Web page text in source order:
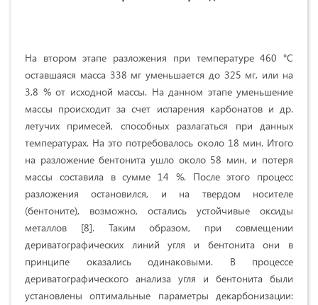
На втором этапе разложения при температуре 460 °С
оставшаяся масса 338 мг уменьшается до 325 мг, или на
3,8 % от исходной массы. На данном этапе уменьшение
массы происходит за счет испарения карбонатов и др.
летучих примесей, способных разлагаться при данных
температурах. На это потребовалось около 18 мин. Итого
на разложение бентонита ушло около 58 мин, и потеря
массы составила в сумме 14 %. После этого процесс
разложения остановился, и на твердом носителе
(бентоните), возможно, остались устойчивые оксиды
металлов [8]. Таким образом, при совмещении
дериватографических линий угля и бентонита они в
принципе оказались одинаковыми. В процессе
дериватографического анализа угля и бентонита были
установлены оптимальные параметры декарбонизации: